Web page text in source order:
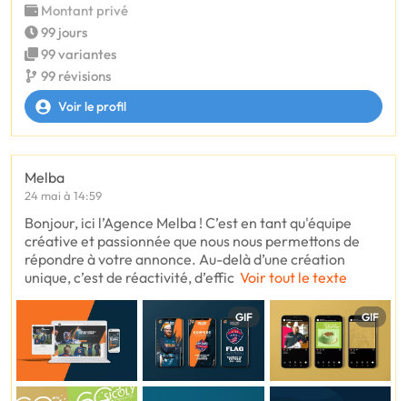
Montant privé
99 jours
99 variantes
99 révisions
Voir le profil
Melba
24 mai à 14:59
Bonjour, ici l’Agence Melba ! C’est en tant qu'équipe
créative et passionnée que nous nous permettons de
répondre à votre annonce. Au-delà d’une création
unique, c’est de réactivité, d’effic Voir tout le texte
GIF GIF